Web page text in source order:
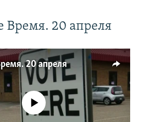
Время. 20 апреля
20 апреля
source currently available